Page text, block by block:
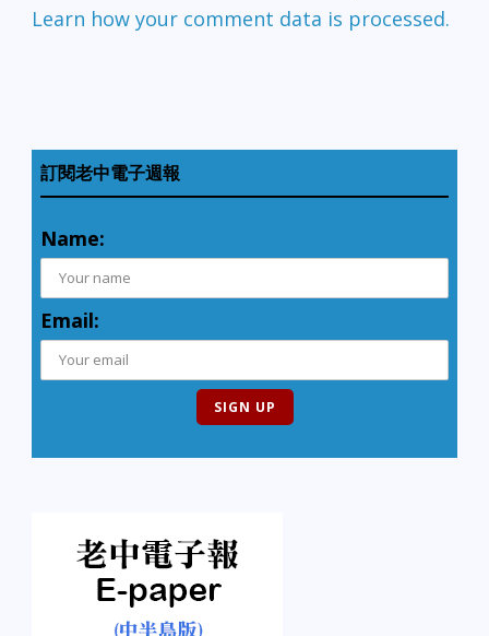
Learn how your comment data is processed.
訂閱老中電子週報
Name:
Email: